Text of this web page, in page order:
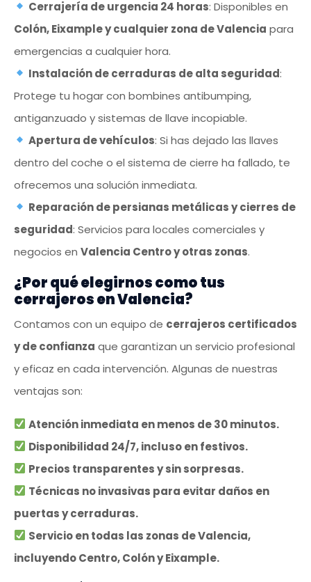
Cerrajería de urgencia 24 horas: Disponibles en
Colón, Eixample y cualquier zona de Valencia para
emergencias a cualquier hora.
Instalación de cerraduras de alta seguridad:
Protege tu hogar con bombines antibumping,
antiganzuado y sistemas de llave incopiable.
Apertura de vehículos: Si has dejado las llaves
dentro del coche o el sistema de cierre ha fallado, te
ofrecemos una solución inmediata.
Reparación de persianas metálicas y cierres de
seguridad: Servicios para locales comerciales y
negocios en Valencia Centro y otras zonas.
¿Por qué elegirnos como tus
cerrajeros en Valencia?
Contamos con un equipo de cerrajeros certificados
y de confianza que garantizan un servicio profesional
y eficaz en cada intervención. Algunas de nuestras
ventajas son:
Atención inmediata en menos de 30 minutos.
Disponibilidad 24/7, incluso en festivos.
Precios transparentes y sin sorpresas.
Técnicas no invasivas para evitar daños en
puertas y cerraduras.
Servicio en todas las zonas de Valencia,
incluyendo Centro, Colón y Eixample.